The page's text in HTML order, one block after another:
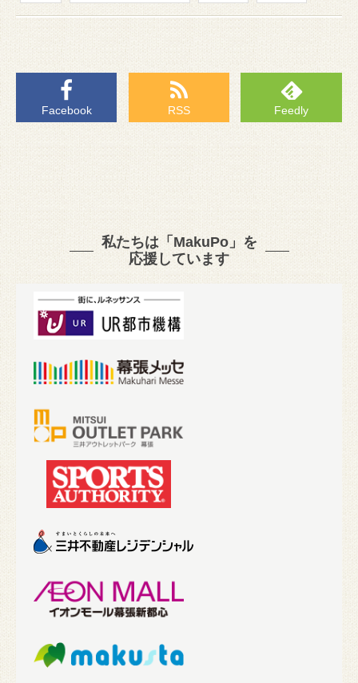
Facebook RSS Feedly
私たちは「MakuPo」を
応援しています